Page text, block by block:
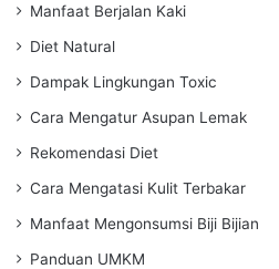
Manfaat Berjalan Kaki
Diet Natural
Dampak Lingkungan Toxic
Cara Mengatur Asupan Lemak
Rekomendasi Diet
Cara Mengatasi Kulit Terbakar
Manfaat Mengonsumsi Biji Bijian
Panduan UMKM